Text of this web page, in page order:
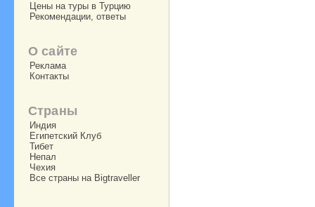
Цены на туры в Турцию
Рекомендации, ответы
О сайте
Реклама
Контакты
Страны
Индия
Египетский Клуб
Тибет
Непал
Чехия
Все страны на Bigtraveller